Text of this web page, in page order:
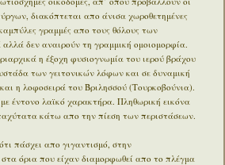
διακόπτεται απο άνισα χωροθετημένες
γραμμές απο τους θόλους των
αλλά δεν αναιρούν τη γραμμική ομοιομορφία.
η έξοχη φυσιογνωμία του ιερού βράχου
των γειτονικών λόφων και σε δυναμική
η λοφοσειρά του Βριλησσού (Τουρκοβούνια).
έντονο λαϊκό χαρακτήρα. Πληθωρική εικόνα
κάτω απο την πίεση των περιστάσεων.
πάσχει απο γιγαντισμό, στην
όρια που είχαν διαμορφωθεί απο το πλέγμα